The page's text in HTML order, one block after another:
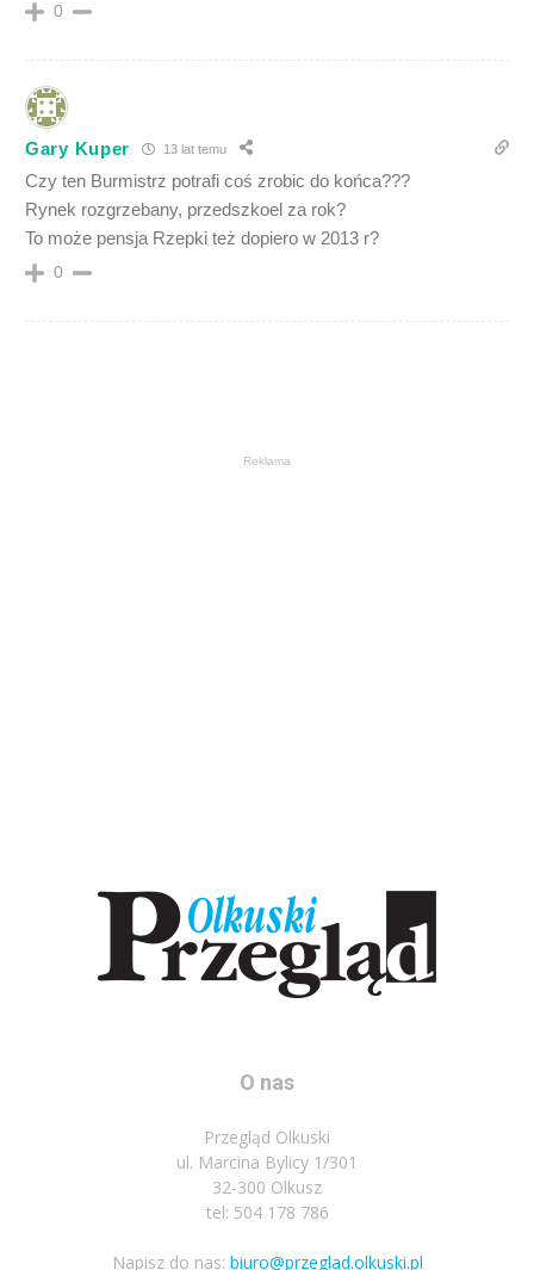
0
Gary Kuper 13 lat temu
Czy ten Burmistrz potrafi coś zrobic do końca???
Rynek rozgrzebany, przedszkoel za rok?
To może pensja Rzepki też dopiero w 2013 r?
0
Reklama
O nas
Przegląd Olkuski
ul. Marcina Bylicy 1/301
32-300 Olkusz
tel: 504 178 786
Napisz do nas: biuro@przeglad.olkuski.pl